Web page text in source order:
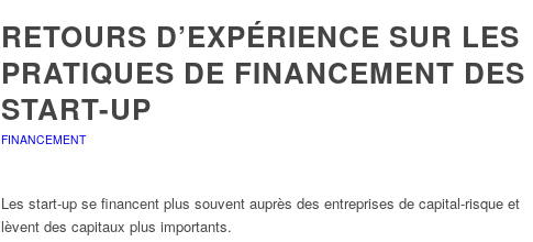
RETOURS D’EXPÉRIENCE SUR LES
PRATIQUES DE FINANCEMENT DES
START-UP
FINANCEMENT
Les start-up se financent plus souvent auprès des entreprises de capital-risque et
lèvent des capitaux plus importants.